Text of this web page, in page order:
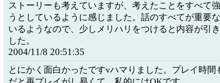
ストーリーも考えていますが、考えたことをすべて
うとしているように感じました。話のすべてが重要
いるようなので、少しメリハリをつけると内容が引
した。
2004/11/8 20:51:35
とにかく面白かったですvハマりました。プレイ時間